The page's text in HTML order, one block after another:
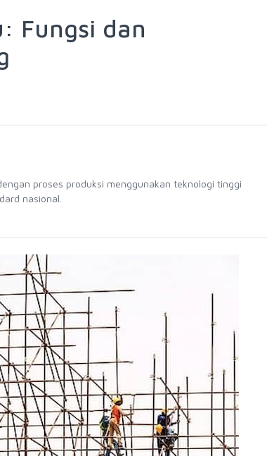
Fungsi dan
proses produksi menggunakan teknologi tinggi
nasional.